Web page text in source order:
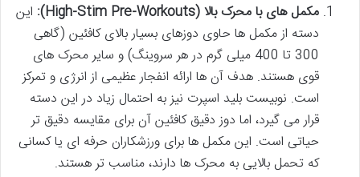
مکمل های با محرک بالا (High-Stim Pre-Workouts):
این
دسته از مکمل ها حاوی دوزهای بسیار بالای کافئین (گاهی
300 تا 400 میلی گرم در هر سروینگ) و سایر محرک های
قوی هستند. هدف آن ها ارائه انفجار عظیمی از انرژی و تمرکز
است. نوبیست بلید اسپرت نیز به احتمال زیاد در این دسته
قرار می گیرد، اما دوز دقیق کافئین آن برای مقایسه دقیق تر
حیاتی است. این مکمل ها برای ورزشکاران حرفه ای یا کسانی
که تحمل بالایی به محرک ها دارند، مناسب تر هستند.